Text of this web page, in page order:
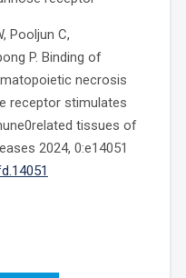
Pooljun C,
P. Binding of
necrosis
receptor stimulates
tissues of
2024, 0:e14051